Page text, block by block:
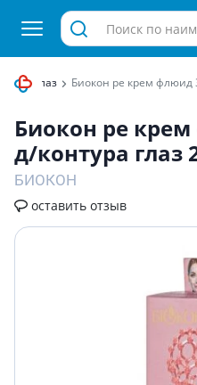
глаз Биокон pe крем флюид
Биокон pe
д/контура глаз
БИОКОН
оставить отзыв